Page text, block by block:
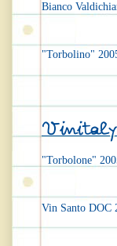
Bianco
"Torbolino"
"Torbolone"
Vin Santo DOC